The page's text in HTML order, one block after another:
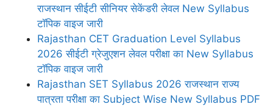
राजस्थान सीईटी सीनियर सेकेंडरी लेवल New Syllabus
टॉपिक वाइज जारी
Rajasthan CET Graduation Level Syllabus
2026 सीईटी ग्रेजुएशन लेवल परीक्षा का New Syllabus
टॉपिक वाइज जारी
Rajasthan SET Syllabus 2026 राजस्थान राज्य
पात्रता परीक्षा का Subject Wise New Syllabus PDF